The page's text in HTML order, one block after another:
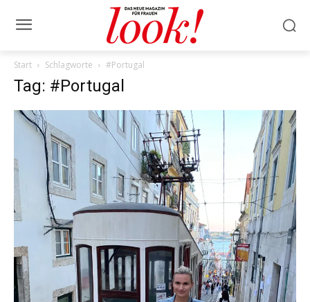
Start Schlagworte #Portugal
Tag: #Portugal